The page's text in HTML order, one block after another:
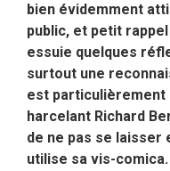
bien évidemment
public, et petit
essuie quelques
surtout une
est particulièrement
harcelant Richard
de ne pas se laisser
utilise sa vis-comica.